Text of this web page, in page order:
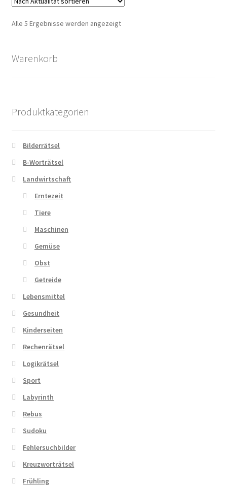
Alle 5 Ergebnisse werden angezeigtNach
Warenkorb
Produktkategorien
Bilderrätsel
B-Worträtsel
Landwirtschaft
Erntezeit
Tiere
Maschinen
Gemüse
Obst
Getreide
Lebensmittel
Gesundheit
Kinderseiten
Rechenrätsel
Logikrätsel
Sport
Labyrinth
Rebus
Sudoku
Fehlersuchbilder
Kreuzworträtsel
Frühling